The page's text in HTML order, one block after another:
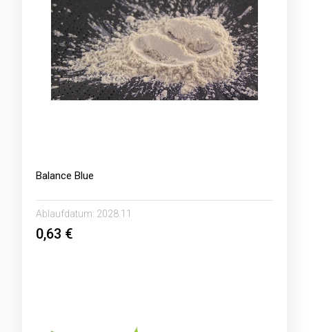
Balance Blue
Ablaufdatum: 2028.11
0,63 €